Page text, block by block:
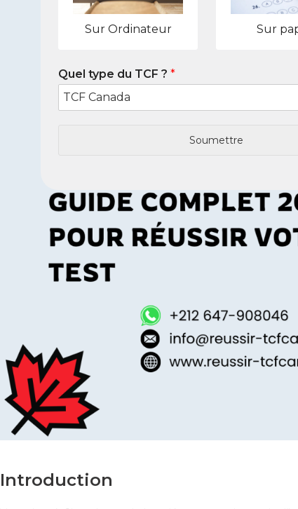
Sur Ordinateur Sur
Quel type du TCF ? *
Soumettre
Introduction